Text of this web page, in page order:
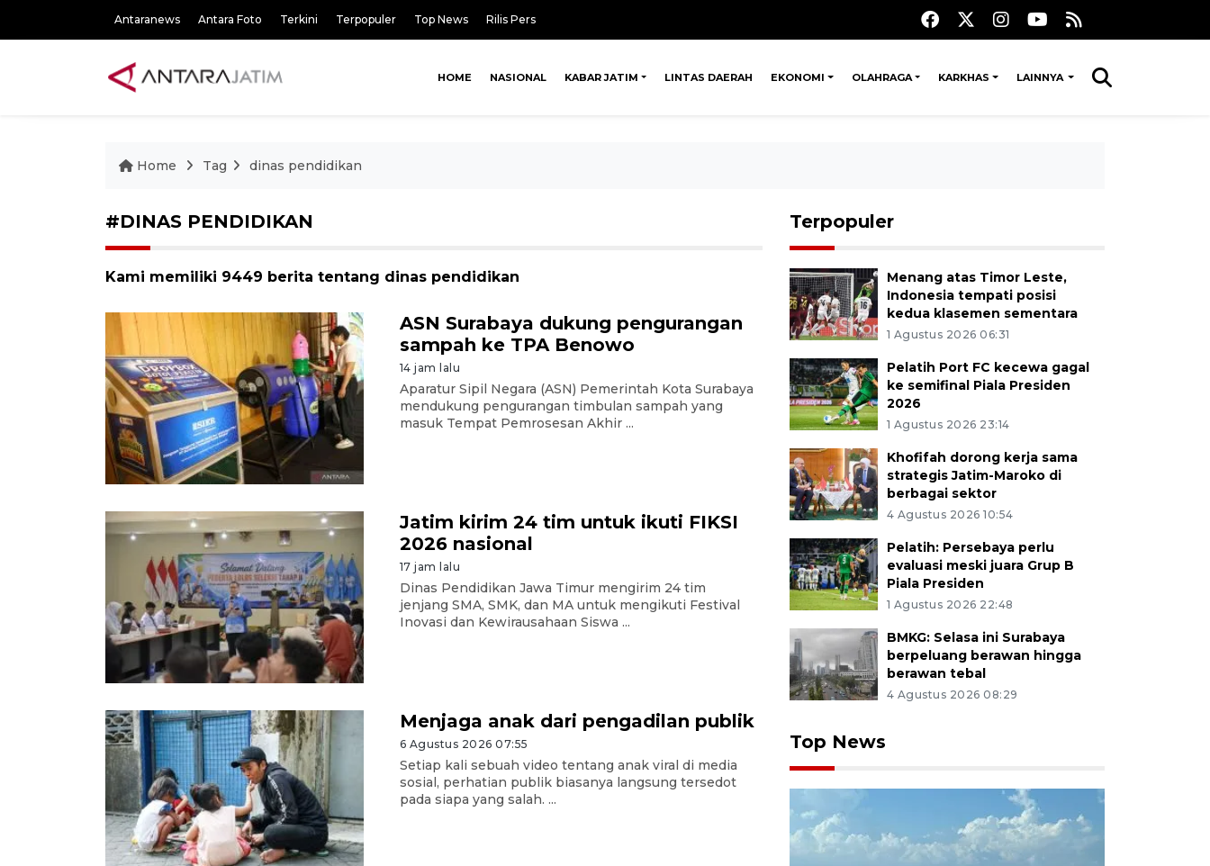
Antaranews Antara Foto Terkini Terpopuler Top News Rilis Pers
HOME NASIONAL KABAR JATIM LINTAS DAERAH EKONOMI OLAHRAGA KARKHAS LAINNYA
Home Tag dinas pendidikan
#DINAS PENDIDIKAN
Kami memiliki 9449 berita tentang dinas pendidikan
ASN Surabaya dukung pengurangan
sampah ke TPA Benowo
14 jam lalu
Aparatur Sipil Negara (ASN) Pemerintah Kota Surabaya
mendukung pengurangan timbulan sampah yang
masuk Tempat Pemrosesan Akhir ...
Jatim kirim 24 tim untuk ikuti FIKSI
2026 nasional
17 jam lalu
Dinas Pendidikan Jawa Timur mengirim 24 tim
jenjang SMA, SMK, dan MA untuk mengikuti Festival
Inovasi dan Kewirausahaan Siswa ...
Menjaga anak dari pengadilan publik
6 Agustus 2026 07:55
Setiap kali sebuah video tentang anak viral di media
sosial, perhatian publik biasanya langsung tersedot
pada siapa yang salah. ...
Terpopuler
Menang atas Timor Leste,
Indonesia tempati posisi
kedua klasemen sementara
1 Agustus 2026 06:31
Pelatih Port FC kecewa gagal
ke semifinal Piala Presiden
2026
1 Agustus 2026 23:14
Khofifah dorong kerja sama
strategis Jatim-Maroko di
berbagai sektor
4 Agustus 2026 10:54
Pelatih: Persebaya perlu
evaluasi meski juara Grup B
Piala Presiden
1 Agustus 2026 22:48
BMKG: Selasa ini Surabaya
berpeluang berawan hingga
berawan tebal
4 Agustus 2026 08:29
Top News